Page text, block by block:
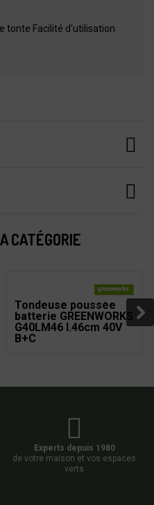
tonte Facilité d'utilisation
CATÉGORIE
Tondeuse poussée
batterie GREENWORKS
G40LM46 l.46cm 40V
B+C
Experts depuis 1980
de votre maison et vos espaces
verts